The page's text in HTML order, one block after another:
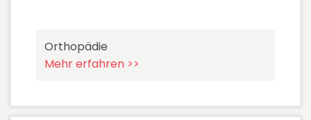
Orthopädie
Mehr erfahren >>